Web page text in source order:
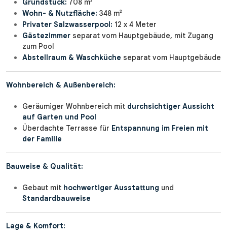
Grundstück: 708 m²
Wohn- & Nutzfläche: 348 m²
Privater Salzwasserpool: 12 x 4 Meter
Gästezimmer separat vom Hauptgebäude, mit Zugang
zum Pool
Abstellraum & Waschküche separat vom Hauptgebäude
Wohnbereich & Außenbereich:
Geräumiger Wohnbereich mit durchsichtiger Aussicht
auf Garten und Pool
Überdachte Terrasse für Entspannung im Freien mit
der Familie
Bauweise & Qualität:
Gebaut mit hochwertiger Ausstattung und
Standardbauweise
Lage & Komfort: